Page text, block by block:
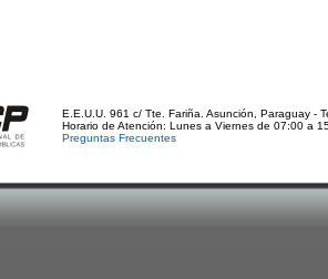
E.E.U.U. 961 c/ Tte. Fariña. Asunción, Paraguay -
Horario de Atención: Lunes a Viernes de 07:00 a
Preguntas Frecuentes